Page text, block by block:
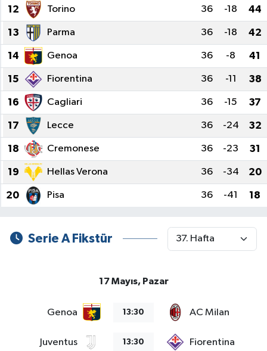
12 Torino 36 -18 44
13 Parma 36 -18 42
14 Genoa 36 -8 41
15 Fiorentina 36 -11 38
16 Cagliari 36 -15 37
17 Lecce 36 -24 32
18 Cremonese 36 -23 31
19 Hellas Verona 36 -34 20
20 Pisa 36 -41 18
Serie A Fikstür
17 Mayıs, Pazar
Genoa 13:30 AC Milan
Juventus 13:30 Fiorentina